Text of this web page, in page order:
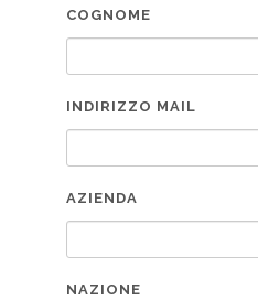
COGNOME
INDIRIZZO MAIL
AZIENDA
NAZIONE